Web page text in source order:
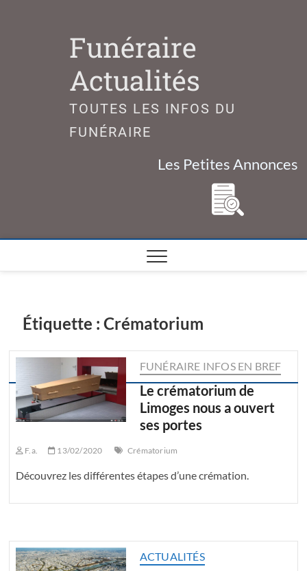
Funéraire
Actualités
TOUTES LES INFOS DU
FUNÉRAIRE
Les Petites Annonces
Étiquette :Crématorium
FUNÉRAIRE INFOS EN BREF
Le crématorium de
Limoges nous a ouvert
ses portes
F.a. 13/02/2020 Crématorium
Découvrez les différentes étapes d’une crémation.
ACTUALITÉS